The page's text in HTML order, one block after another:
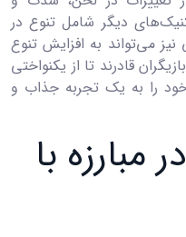
دیگر شامل تنوع در
می‌تواند به افزایش تنوع
قادرند تا از یکنواختی
را به یک تجربه جذاب و
با